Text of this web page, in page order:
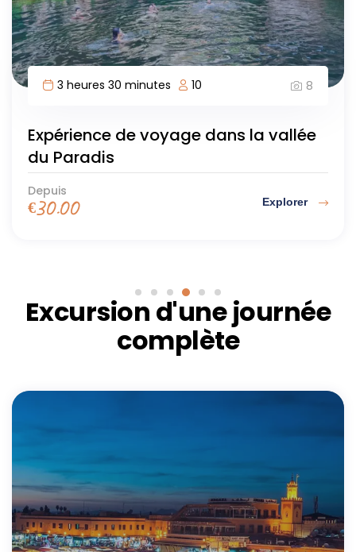
3 heures 30 minutes 10 8
Expérience de voyage dans la vallée
du Paradis
Depuis
€ 30.00 Explorer
Excursion d'une journée
complète